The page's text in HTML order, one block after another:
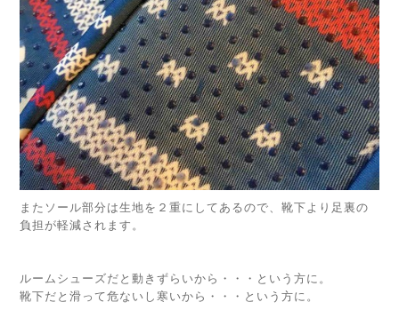
またソール部分は生地を２重にしてあるので、靴下より足裏の
負担が軽減されます。
ルームシューズだと動きずらいから・・・という方に。
靴下だと滑って危ないし寒いから・・・という方に。